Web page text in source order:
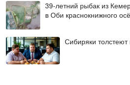
39-летний рыбак из
в Оби краснокнижного
Сибиряки